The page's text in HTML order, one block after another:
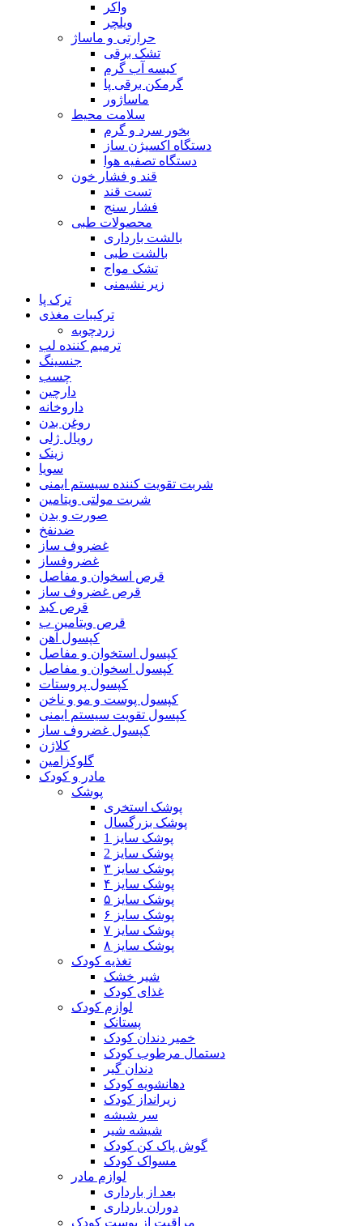
واکر
ویلچر
حرارتی و ماساژ
تشک برقی
کیسه آب گرم
گرمکن برقی پا
ماساژور
سلامت محیط
بخور سرد و گرم
دستگاه اکسیژن ساز
دستگاه تصفیه هوا
قند و فشار خون
تست قند
فشار سنج
محصولات طبی
بالشت بارداری
بالشت طبی
تشک مواج
زیر نشیمنی
ترک پا
ترکیبات مغذی
زردچوبه
ترمیم کننده لب
جنسینگ
چسب
دارچین
داروخانه
روغن بدن
رویال ژلی
زینک
سویا
شربت تقویت کننده سیستم ایمنی
شربت مولتی ویتامین
صورت و بدن
ضدنفخ
غضروف ساز
غضروفساز
قرص اسخوان و مفاصل
قرص غضروف ساز
قرص کبد
قرص ویتامین ب
کپسول آهن
کپسول استخوان و مفاصل
کپسول اسخوان و مفاصل
کپسول پروستات
کپسول پوست و مو و ناخن
کپسول تقویت سیستم ایمنی
کپسول غضروف ساز
کلاژن
گلوکزامین
مادر و کودک
پوشک
پوشک استخری
پوشک بزرگسال
پوشک سایز 1
پوشک سایز 2
پوشک سایز ۳
پوشک سایز ۴
پوشک سایز ۵
پوشک سایز ۶
پوشک سایز ۷
پوشک سایز ۸
تغذیه کودک
شیر خشک
غذای کودک
لوازم کودک
پستانک
خمیر دندان کودک
دستمال مرطوب کودک
دندان گیر
دهانشویه کودک
زیرانداز کودک
سر شیشه
شیشه شیر
گوش پاک کن کودک
مسواک کودک
لوازم مادر
بعد از بارداری
دوران بارداری
مراقبت از پوست کودک